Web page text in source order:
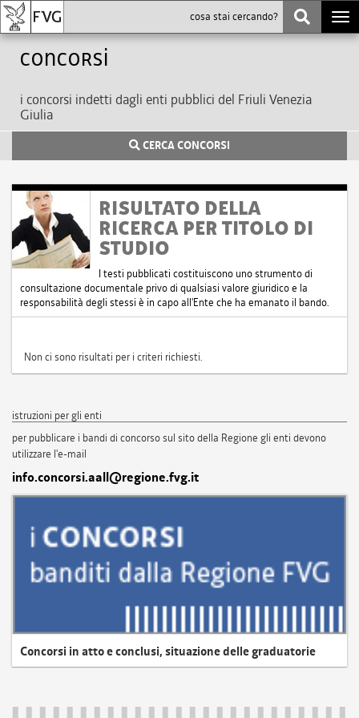
Concorsi
i concorsi indetti dagli enti pubblici del Friuli Venezia
Giulia
CERCA CONCORSI
RISULTATO DELLA
RICERCA PER TITOLO DI
STUDIO
I testi pubblicati costituiscono uno strumento di
consultazione documentale privo di qualsiasi valore giuridico e la
responsabilità degli stessi è in capo all'Ente che ha emanato il bando.
Non ci sono risultati per i criteri richiesti.
istruzioni per gli enti
per pubblicare i bandi di concorso sul sito della Regione gli enti devono
utilizzare l'e-mail
info.concorsi.aall@regione.fvg.it
Concorsi in atto e conclusi, situazione delle graduatorie